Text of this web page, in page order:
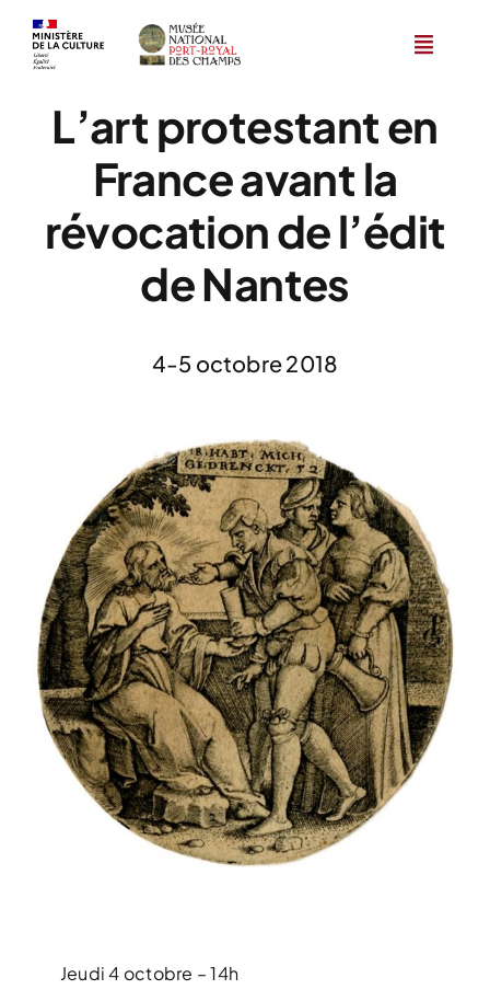
Skip
L’art protestant en
France avant la
révocation de l’édit
de Nantes
4-5 octobre 2018
Jeudi 4 octobre – 14h